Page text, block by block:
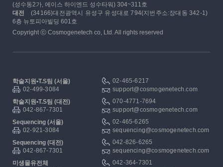
(성수동2가, 에이스 하이엔드 성수타워) 304~311호
대전
(34166)대전광역시 유성구 유성대로 794(지번주소:장대동 342-1)
6층 뉴토피아빌딩 601호
Copyright ⓒ Cosmogenetech co, Ltd. All rights reserved
학술지원▪T.S팀 (서울)
02-465-6217
02-499-3084
support@cosmogenetech.com
학술지원▪T.S팀 (대전)
070-4771-7694
042-867-7301
support@cosmogenetech.com
Sequencing (서울)
02-465-6265
02-921-3084
sequencing@cosmogenetech.com
Sequencing (대전)
042-826-6265
042-867-7301
sequencing@cosmogenetech.com
미생물유전체
042-364-7301